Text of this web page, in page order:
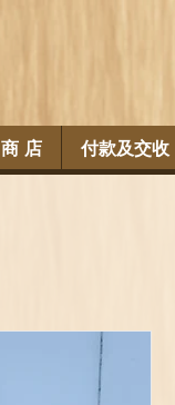
商 店 付款及交收